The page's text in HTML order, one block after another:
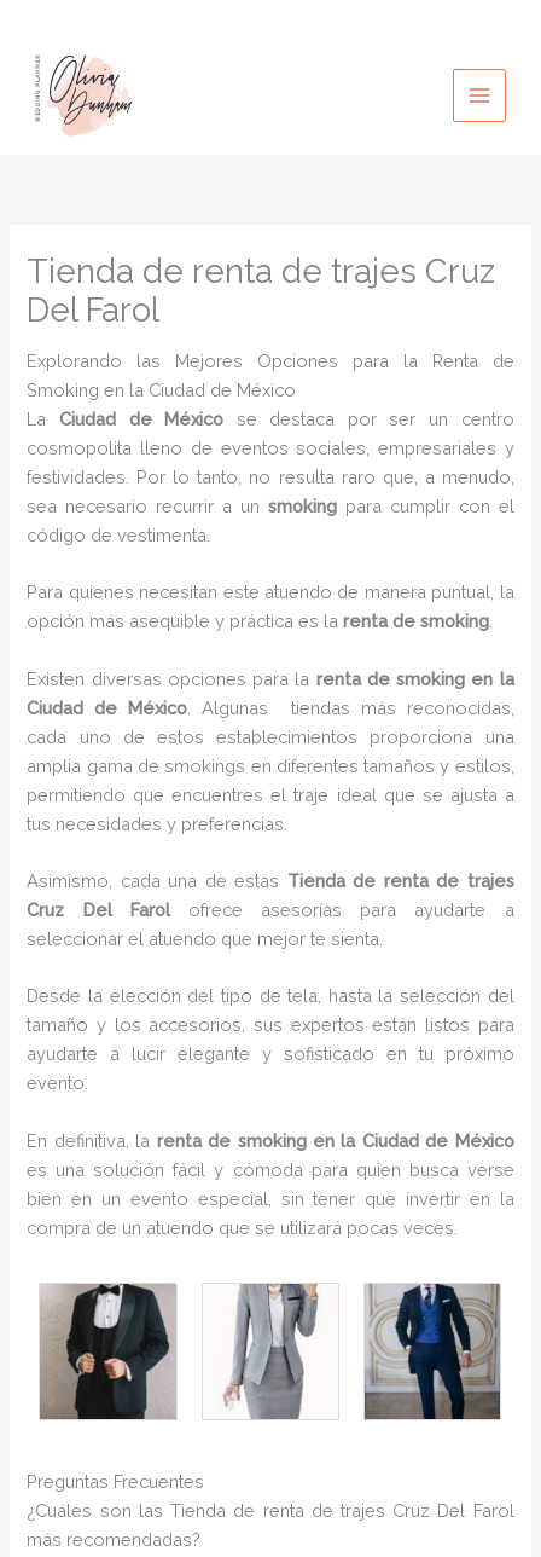
contenido
Tienda de renta de trajes Cruz
Del Farol
Explorando las Mejores Opciones para la Renta de
Smoking en la Ciudad de México
LaCiudad de México se destaca por ser un centro
cosmopolita lleno de eventos sociales, empresariales y
festividades. Por lo tanto, no resulta raro que, a menudo,
sea necesario recurrir a un smokingpara cumplir con el
código de vestimenta.
Para quienes necesitan este atuendo de manera puntual, la
opción más asequible y práctica es larenta de smoking
Existen diversas opciones para la renta de smoking en la
Ciudad de México . Algunas tiendas más reconocidas,
cada uno de estos establecimientos proporciona una
amplia gama de smokings en diferentes tamaños y estilos,
permitiendo que encuentres el traje ideal que se ajusta a
tus necesidades y preferencias.
Asimismo, cada una de estas Tienda de renta de trajes
Cruz Del Farol ofrece asesorías para ayudarte a
seleccionar el atuendo que mejor te sienta.
Desde la elección del tipo de tela, hasta la selección del
tamaño y los accesorios, sus expertos están listos para
ayudarte a lucir elegante y sofisticado en tu próximo
evento.
En definitiva, la renta de smoking en la Ciudad de México
es una solución fácil y cómoda para quien busca verse
bien en un evento especial, sin tener que invertir en la
compra de un atuendo que se utilizará pocas veces.
Preguntas Frecuentes
¿Cuáles son las Tienda de renta de trajes Cruz Del Farol
más recomendadas?